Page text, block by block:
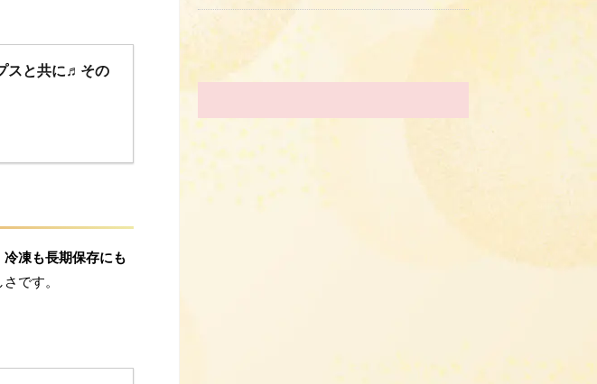
スと共に♬その
冷凍も長期保存にも
です。